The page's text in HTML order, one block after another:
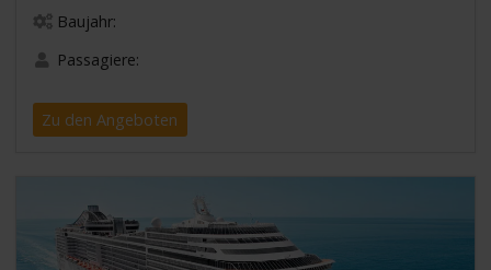
Baujahr:
Passagiere:
Zu den Angeboten